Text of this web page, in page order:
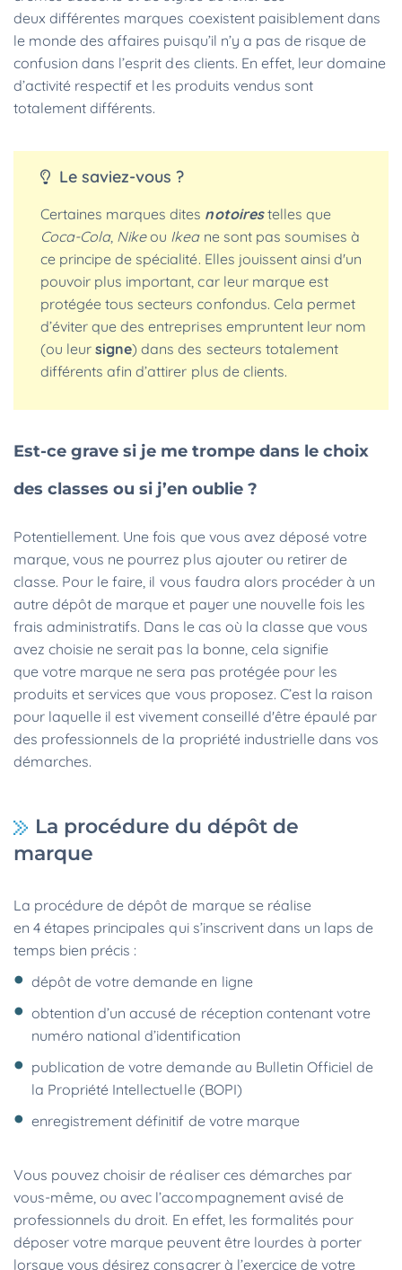
deux différentes marques coexistent paisiblement dans
le monde des affaires puisqu’il n’y a pas de risque de
confusion dans l’esprit des clients. En effet, leur domaine
d’activité respectif et les produits vendus sont
totalement différents.
Le saviez-vous ?
Certaines marques dites notoirestelles que
Coca-Cola, Nikeou Ikea ne sont pas soumises à
ce principe de spécialité. Elles jouissent ainsi d'un
pouvoir plus important, car leur marque est
protégée tous secteurs confondus. Cela permet
d’éviter que des entreprises empruntent leur nom
(ou leursigne) dans des secteurs totalement
différents afin d’attirer plus de clients.
Est-ce grave si je me trompe dans le choix
des classes ou si j’en oublie ?
Potentiellement. Une fois que vous avez déposé votre
marque, vous ne pourrez plus ajouter ou retirer de
classe. Pour le faire, il vous faudra alors procéder à un
autre dépôt de marque et payer une nouvelle fois les
frais administratifs. Dans le cas où la classe que vous
avez choisie ne serait pas la bonne, cela signifie
que votre marque ne sera pas protégée pour les
produits et services que vous proposez. C’est la raison
pour laquelle il est vivement conseillé d'être épaulé par
des professionnels de la propriété industrielle dans vos
démarches.
La procédure du dépôt de
marque
La procédure de dépôt de marque se réalise
en 4 étapes principales qui s’inscrivent dans un laps de
temps bien précis :
dépôt de votre demande en ligne
obtention d’un accusé de réception contenant votre
numéro national d’identification
publication de votre demande au Bulletin Officiel de
la Propriété Intellectuelle (BOPI)
enregistrement définitif de votre marque
Vous pouvez choisir de réaliser ces démarches par
vous-même, ou avec l’accompagnement avisé de
professionnels du droit. En effet, les formalités pour
déposer votre marque peuvent être lourdes à porter
lorsque vous désirez consacrer à l’exercice de votre